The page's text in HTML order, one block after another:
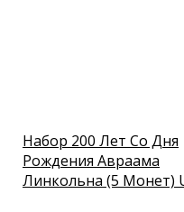
Набор 200 Лет Со Дня
Рождения Авраама
Линкольна (5 Монет)